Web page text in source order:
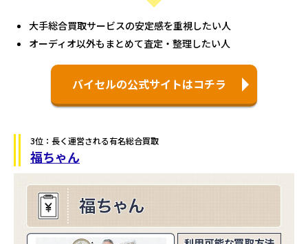
大手総合買取サービスの安定感を重視したい人
オーディオ以外もまとめて査定・整理したい人
バイセルの公式サイトはコチラ
3位：長く運営される有名総合買取
福ちゃん